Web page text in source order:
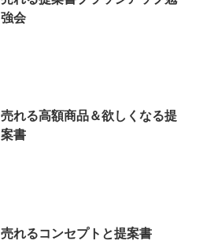
強会
売れる高額商品＆欲しくなる提
案書
売れるコンセプトと提案書